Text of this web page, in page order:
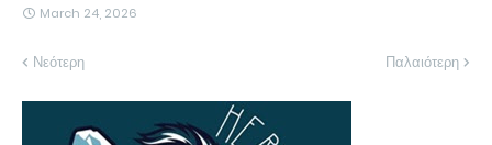
March 24, 2026
Νεότερη Παλαιότερη